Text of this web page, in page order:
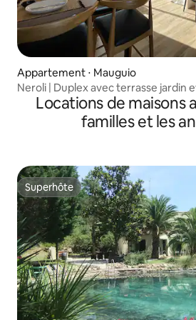
Appartement ⋅ Mauguio
Neroli | Duplex avec terrasse jardin
Locations de maisons
familles et les
Superhôte
Superhôte